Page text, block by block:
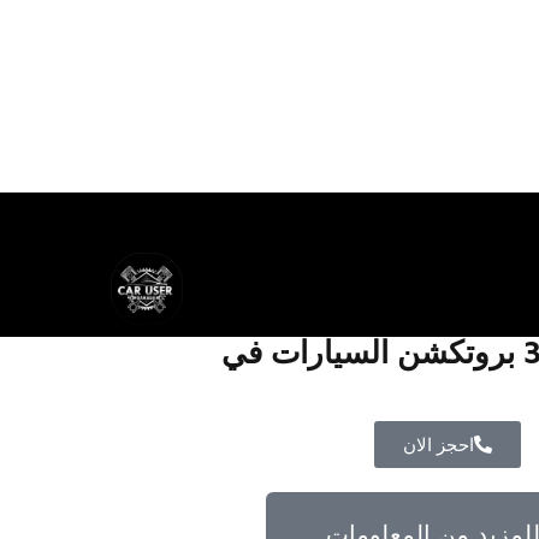
تركيب افلام حماية 3M بروتكشن السيارات في
احجز الان